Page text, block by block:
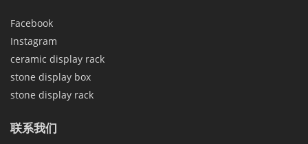
Facebook
Instagram
ceramic display rack
stone display box
stone display rack
联系我们